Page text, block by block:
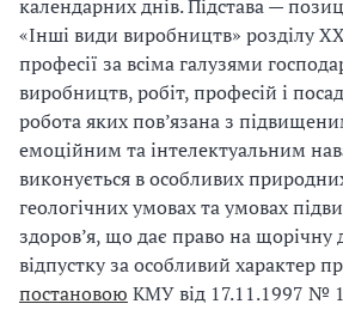
календарних днів. Підстава —
«Інші види виробництв» розділу
професії за всіма галузями
виробництв, робіт, професій і
робота яких пов’язана з
емоційним та інтелектуальним
виконується в особливих
геологічних умовах та умовах
здоров’я, що дає право на щорічну
відпустку за особливий характер
постановою КМУ від 17.11.1997 №
и
і
в
а
ж
к
и
м
и
у
м